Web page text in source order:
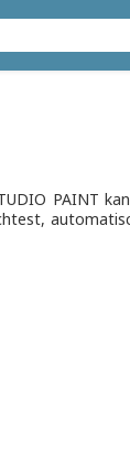
PAINT